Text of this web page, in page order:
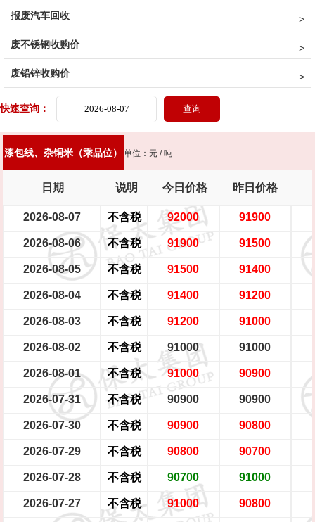
报废汽车回收
废不锈钢收购价
废铅锌收购价
快速查询：
漆包线、杂铜米（乘品位） 单位：元 / 吨
日期 说明 今日价格 昨日价格
2026-08-07 不含税 92000 91900
2026-08-06 不含税 91900 91500
2026-08-05 不含税 91500 91400
2026-08-04 不含税 91400 91200
2026-08-03 不含税 91200 91000
2026-08-02 不含税 91000 91000
2026-08-01 不含税 91000 90900
2026-07-31 不含税 90900 90900
2026-07-30 不含税 90900 90800
2026-07-29 不含税 90800 90700
2026-07-28 不含税 90700 91000
2026-07-27 不含税 91000 90800